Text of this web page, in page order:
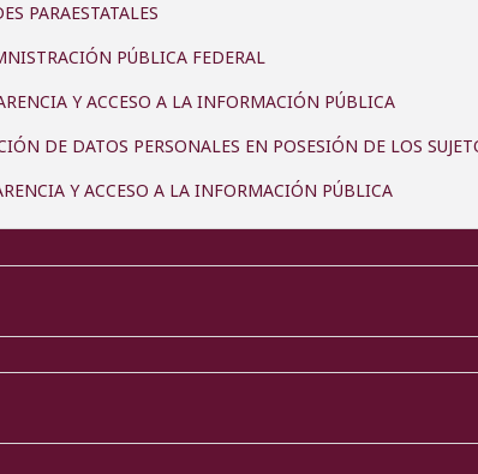
PARAESTATALES
PÚBLICA FEDERAL
Y ACCESO A LA INFORMACIÓN PÚBLICA
DE DATOS PERSONALES EN POSESIÓN DE LOS
Y ACCESO A LA INFORMACIÓN PÚBLICA